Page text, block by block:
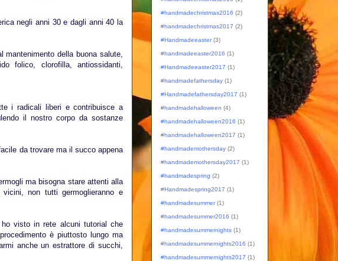
negli anni 30 e dagli anni 40 la
della buona salute,
folico, clorofilla, antiossidanti,
i radicali liberi e contribuisce a
il nostro corpo da sostanze
da trovare ma il succo appena
ma bisogna stare attenti alla
non tutti germoglieranno e
ho visto in rete alcuni tutorial che
è piuttosto lungo ma
anche un estrattore di succhi,
#handmadechristmas2016 (2)
#handmadechristmas2017 (2)
#Handmadeeaster (3)
#handmadeeaster2016 (1)
#Handmadeeaster2017 (1)
#handmadefathersday (1)
#Handmadefathersday2017 (1)
#handmadehalloween (4)
#handmadehalloween2016 (1)
#handmadehalloween2017 (1)
#handmademothersday (2)
#handmademothersday2017 (1)
#handmadespring (2)
#Handmadespring2017 (1)
#handmadesummer (1)
#handmadesummer2016 (1)
#handmadesummernights (1)
#handmadesummernights2016 (1)
#handmadesummernights2017 (1)